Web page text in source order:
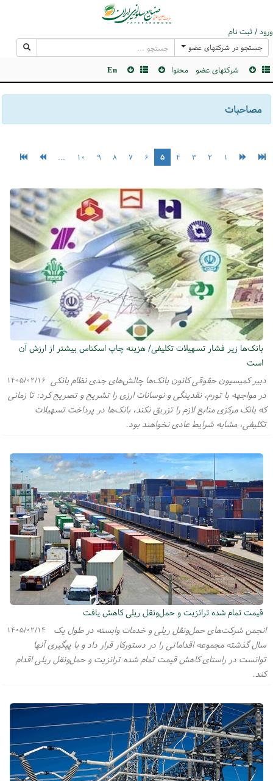
ورود / ثبت نام
جستجو در شرکتهای عضو
شرکتهای عضو محتوا En
مصاحبات
۱ ۲ ۳ ۴ ۵ ۶ ۷ ۸ ۹ ۱۰ ...
بانک‌ها زیر فشار تسهیلات تکلیفی/ هزینه چاپ اسکناس بیشتر از ارزش آن
است
۱۴۰۵/۰۲/۱۶ دبیر کمیسیون حقوقی کانون بانک‌ها چالش‌های جدی نظام بانکی
در مواجهه با تورم، نقدینگی و نوسانات ارزی را تشریح و تصریح کرد: تا زمانی
که بانک مرکزی منابع لازم را تزریق نکند، بانک‌ها در پرداخت تسهیلات
تکلیفی، مشابه شرایط عادی نخواهند بود.
قیمت تمام شده ترانزیت و حمل‌ونقل ریلی کاهش یافت
۱۴۰۵/۰۲/۱۴
انجمن شرکت‌های حمل‌ونقل ریلی و خدمات وابسته در طول یک
سال گذشته مجموعه اقداماتی را در دستورکار قرار داد و با پیگیری آنها
توانست در راستای کاهش قیمت تمام شده ترانزیت و حمل‌ونقل ریلی اقدام
کند.